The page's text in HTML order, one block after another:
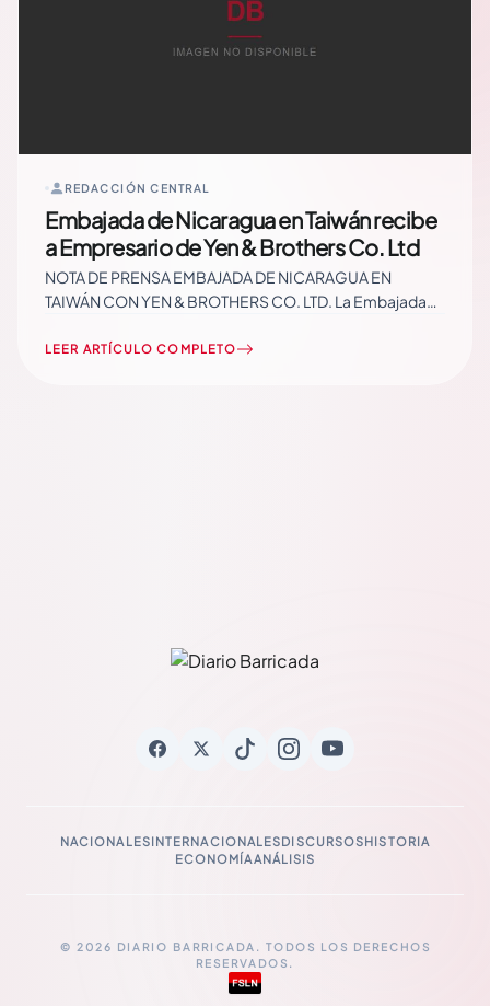
REDACCIÓN CENTRAL
Embajada de Nicaragua en Taiwán recibe
a Empresario de Yen & Brothers Co. Ltd
NOTA DE PRENSA EMBAJADA DE NICARAGUA EN
TAIWÁN CON YEN & BROTHERS CO. LTD. La Embajada
Señor Dennis Yen, Gerente General de Ventas de Yen &
LEER ARTÍCULO COMPLETO
NACIONALESINTERNACIONALESDISCURSOSHISTORIA
ECONOMÍAANÁLISIS
© 2026 DIARIO BARRICADA. TODOS LOS DERECHOS
RESERVADOS.